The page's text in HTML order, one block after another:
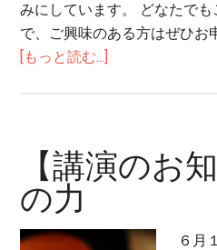
みにしています。 どなたで
で、ご興味のある方はぜひお
[もっと読む...]
せ】
Zoom
【講演のお
の力
６月